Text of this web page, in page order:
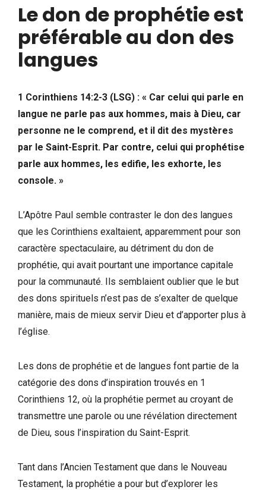
Le don de prophétie est
préférable au don des
langues
1 Corinthiens 14:2-3 (LSG) : « Car celui qui parle en
langue ne parle pas aux hommes, mais à Dieu, car
personne ne le comprend, et il dit des mystères
par le Saint-Esprit. Par contre, celui qui prophétise
parle aux hommes, les edifie, les exhorte, les
console. »
L’Apôtre Paul semble contraster le don des langues
que les Corinthiens exaltaient, apparemment pour son
caractère spectaculaire, au détriment du don de
prophétie, qui avait pourtant une importance capitale
pour la communauté. Ils semblaient oublier que le but
des dons spirituels n’est pas de s’exalter de quelque
manière, mais de mieux servir Dieu et d’apporter plus à
l’église.
Les dons de prophétie et de langues font partie de la
catégorie des dons d’inspiration trouvés en 1
Corinthiens 12, où la prophétie permet au croyant de
transmettre une parole ou une révélation directement
de Dieu, sous l’inspiration du Saint-Esprit.
Tant dans l’Ancien Testament que dans le Nouveau
Testament, la prophétie a pour but d’explorer les